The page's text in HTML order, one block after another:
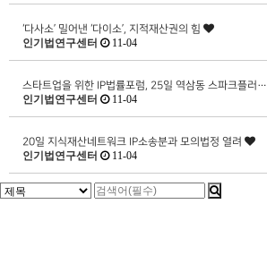
‘다사소’ 밀어낸 ‘다이소’, 지적재산권의 힘
인기법연구센터 11-04
스타트업을 위한 IP법률포럼, 25일 역삼동 스파크플러…
인기법연구센터 11-04
20일 지식재산네트워크 IP소송분과 모의법정 열려
인기법연구센터 11-04